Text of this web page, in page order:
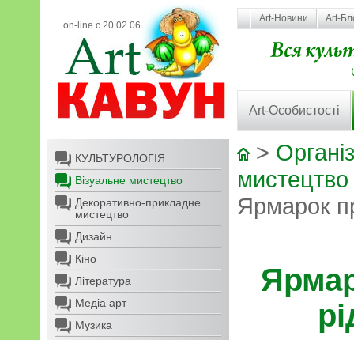
on-line с 20.02.06
Art-Новини Art-
Art-Особистості
КУЛЬТУРОЛОГІЯ
Візуальне мистецтво
Декоративно-прикладне
мистецтво
Дизайн
Кіно
Література
Медіа арт
Музика
>
мистецтво
Ярмарок